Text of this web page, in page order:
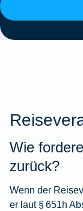
Wie
zurück?
Wenn der
er laut § 651h